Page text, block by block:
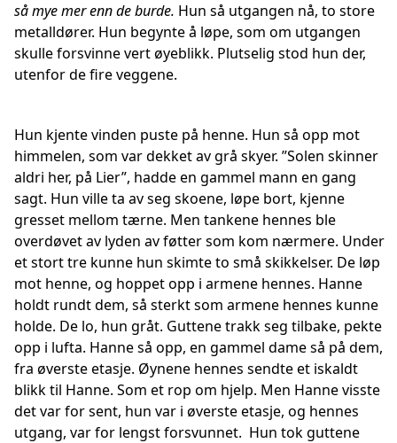
så mye mer enn de burde. Hun så utgangen nå, to store
metalldører. Hun begynte å løpe, som om utgangen
skulle forsvinne vert øyeblikk. Plutselig stod hun der,
utenfor de fire veggene.
Hun kjente vinden puste på henne. Hun så opp mot
himmelen, som var dekket av grå skyer. ”Solen skinner
aldri her, på Lier”, hadde en gammel mann en gang
sagt. Hun ville ta av seg skoene, løpe bort, kjenne
gresset mellom tærne. Men tankene hennes ble
overdøvet av lyden av føtter som kom nærmere. Under
et stort tre kunne hun skimte to små skikkelser. De løp
mot henne, og hoppet opp i armene hennes. Hanne
holdt rundt dem, så sterkt som armene hennes kunne
holde. De lo, hun gråt. Guttene trakk seg tilbake, pekte
opp i lufta. Hanne så opp, en gammel dame så på dem,
fra øverste etasje. Øynene hennes sendte et iskaldt
blikk til Hanne. Som et rop om hjelp. Men Hanne visste
det var for sent, hun var i øverste etasje, og hennes
utgang, var for lengst forsvunnet. Hun tok guttene